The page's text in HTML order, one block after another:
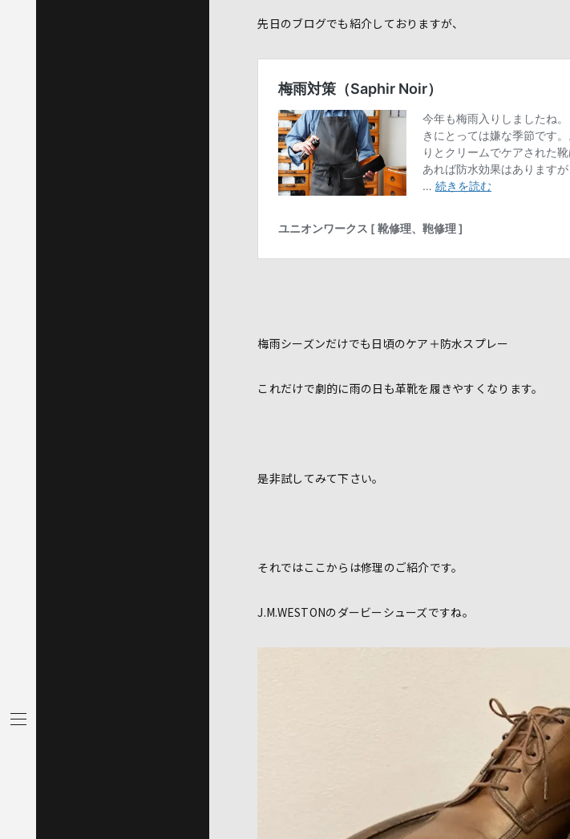
先日のブログでも紹介しておりますが、
梅雨シーズンだけでも日頃のケア＋防水スプレー
これだけで劇的に雨の日も革靴を履きやすくなります。
是非試してみて下さい。
それではここからは修理のご紹介です。
J.M.WESTONのダービーシューズですね。